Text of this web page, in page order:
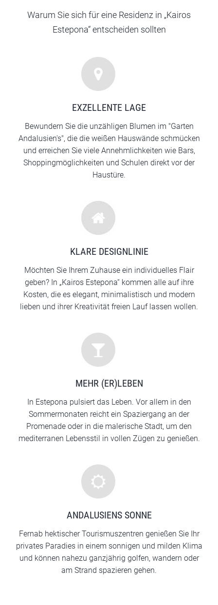
Warum Sie sich für eine Residenz in „Kairos
Estepona“ entscheiden sollten
EXZELLENTE LAGE
Bewundern Sie die unzähligen Blumen im "Garten
Andalusien's", die die weißen Hauswände schmücken
und erreichen Sie viele Annehmlichkeiten wie Bars,
Shoppingmöglichkeiten und Schulen direkt vor der
Haustüre.
KLARE DESIGNLINIE
Möchten Sie Ihrem Zuhause ein individuelles Flair
geben? In „Kairos Estepona“ kommen alle auf ihre
Kosten, die es elegant, minimalistisch und modern
lieben und ihrer Kreativität freien Lauf lassen wollen.
MEHR (ER)LEBEN
In Estepona pulsiert das Leben. Vor allem in den
Sommermonaten reicht ein Spaziergang an der
Promenade oder in die malerische Stadt, um den
mediterranen Lebensstil in vollen Zügen zu genießen.
ANDALUSIENS SONNE
Fernab hektischer Tourismuszentren genießen Sie Ihr
privates Paradies in einem sonnigen und milden Klima
und können nahezu ganzjährig golfen, wandern oder
am Strand spazieren gehen.